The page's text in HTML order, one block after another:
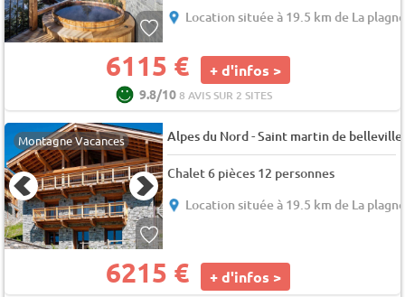
Location située à 19.5 km de La
6115 € + d'infos >
9.8/108 AVIS SUR 2 SITES
Montagne Vacances Alpes du Nord-Saint martin de belleville
Chalet 6 pièces 12 personnes
Location située à 19.5 km de La
6215 € + d'infos >